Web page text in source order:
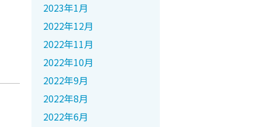
2023年1月
2022年12月
2022年11月
2022年10月
2022年9月
2022年8月
2022年6月